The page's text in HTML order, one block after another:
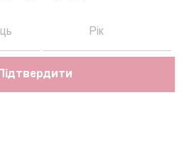
Підтвердити
проведення
пропозицій в рамках
«Постачання
та засобів